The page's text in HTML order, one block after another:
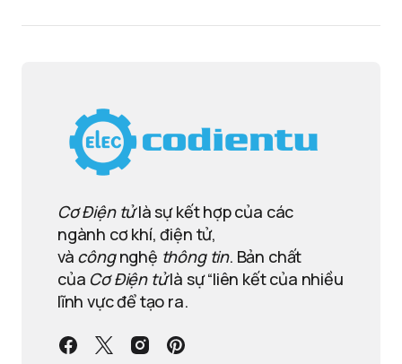
Cơ Điện tửlà sự kết hợp của các
ngành cơ khí, điện tử,
và côngnghệ thông tin. Bản chất
của Cơ Điện tửlà sự “liên kết của nhiều
lĩnh vực để tạo ra.